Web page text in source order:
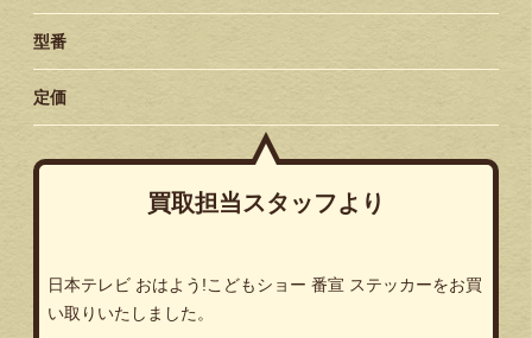
型番
定価
買取担当スタッフより
日本テレビ おはよう!こどもショー 番宣 ステッカーをお買
い取りいたしました。